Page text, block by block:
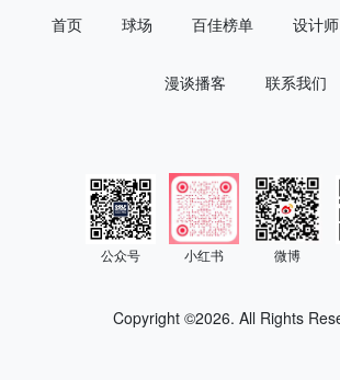
首页 球场 百佳榜单 设计师
漫谈播客 联系我们
公众号 小红书 微博
Copyright ©2026. All Rights